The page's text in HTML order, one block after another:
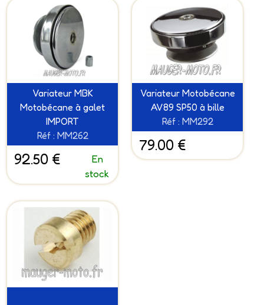
Variateur MBK
Motobécane à galet
IMPORT
Réf : MM262
92.50 €
En
stock
Variateur Motobécane
AV89 SP50 à bille
Réf : MM292
79.00 €